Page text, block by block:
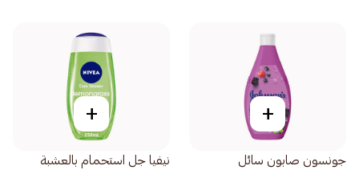
+
جونسون صابون سائل
+
نيفيا جل استحمام بالعشبة